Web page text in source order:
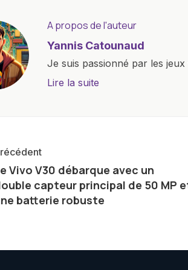
A propos de l'auteur
Yannis Catounaud
Je suis passionné par les
l'univers numérique m'a
communauté en ligne. Mon
de la technologie me permet
le futur numérique nous
Lire la suite
Vivo V30 débarque avec un
capteur principal de 50 MP
batterie robuste